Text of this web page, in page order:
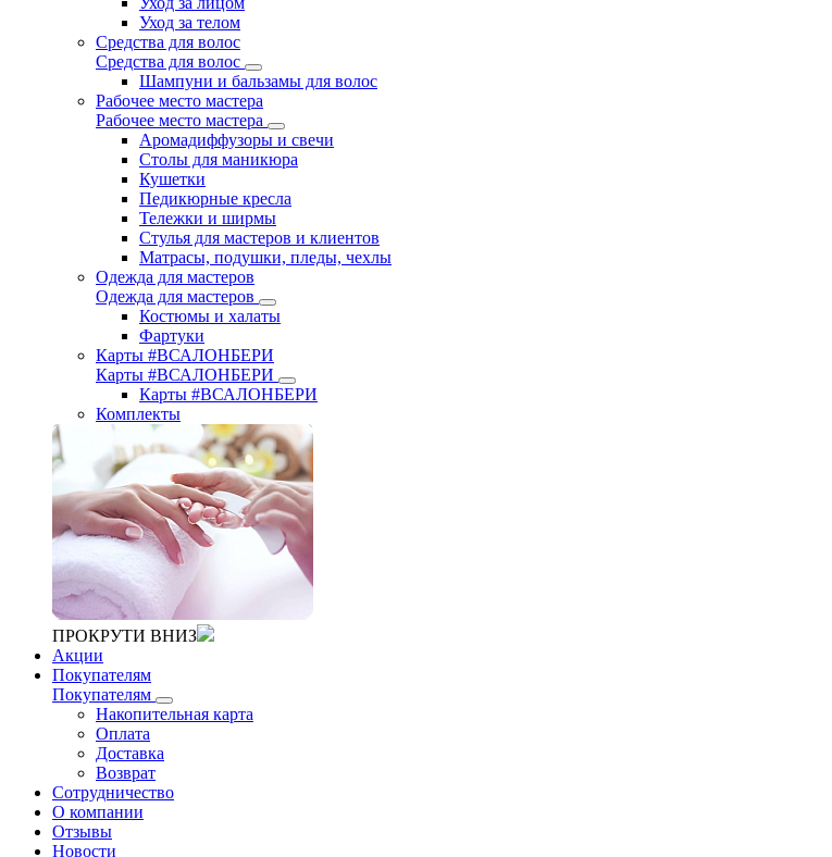
Уход за телом
Средства для волос
Средства для волос
Шампуни и бальзамы для волос
Рабочее место мастера
Рабочее место мастера
Аромадиффузоры и свечи
Столы для маникюра
Кушетки
Педикюрные кресла
Тележки и ширмы
Стулья для мастеров и клиентов
Матрасы, подушки, пледы, чехлы
Одежда для мастеров
Одежда для мастеров
Костюмы и халаты
Фартуки
Карты #ВСАЛОНБЕРИ
Карты #ВСАЛОНБЕРИ
Карты #ВСАЛОНБЕРИ
Комплекты
ПРОКРУТИ ВНИЗ
Акции
Покупателям
Покупателям
Накопительная карта
Оплата
Доставка
Возврат
Сотрудничество
О компании
Отзывы
Новости